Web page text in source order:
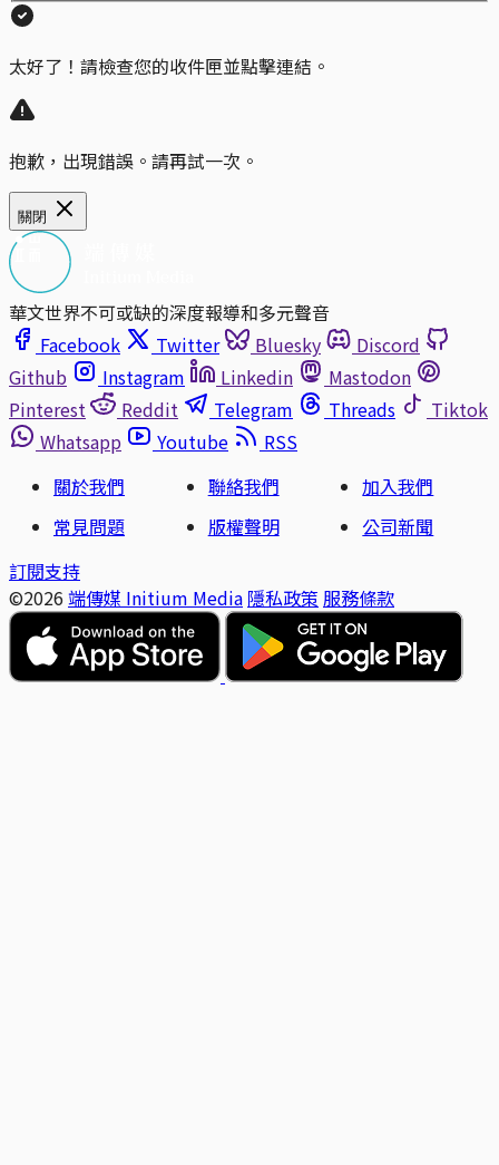
太好了！請檢查您的收件匣並點擊連結。
抱歉，出現錯誤。請再試一次。
關閉
華文世界不可或缺的深度報導和多元聲音
Facebook
Twitter Bluesky
Discord
Github
Instagram Linkedin
Mastodon
Pinterest
Reddit Telegram Threads
Tiktok
Whatsapp
Youtube
RSS
關於我們
聯絡我們
加入我們
常見問題
版權聲明
公司新聞
訂閱支持
©2026 端傳媒 Initium Media 隱私政策 服務條款